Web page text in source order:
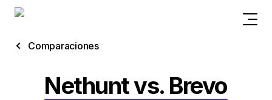
Comparaciones
Nethunt vs. Brevo